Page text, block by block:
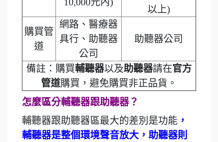
以上)
購買管
道
網路、醫療器
具行、助聽器
公司
助聽器公司
備註：購買輔聽器以及助聽器請在官方
管道購買，避免購買非正品貨。
怎麼區分輔聽器跟助聽器？
輔聽器跟助聽器區最大的差別是功能 ，
輔聽器是整個環境聲音放大，助聽器則